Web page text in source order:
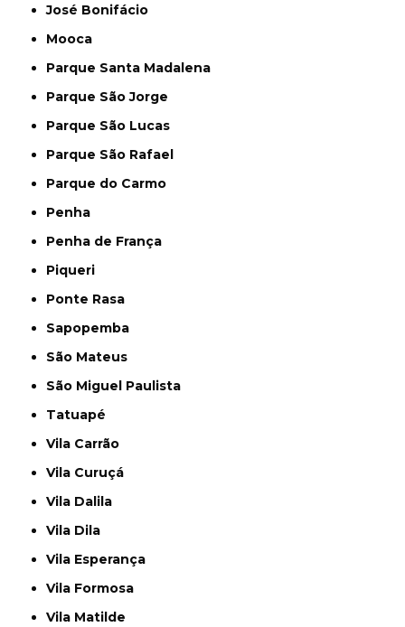
José Bonifácio
Mooca
Parque Santa Madalena
Parque São Jorge
Parque São Lucas
Parque São Rafael
Parque do Carmo
Penha
Penha de França
Piqueri
Ponte Rasa
Sapopemba
São Mateus
São Miguel Paulista
Tatuapé
Vila Carrão
Vila Curuçá
Vila Dalila
Vila Dila
Vila Esperança
Vila Formosa
Vila Matilde